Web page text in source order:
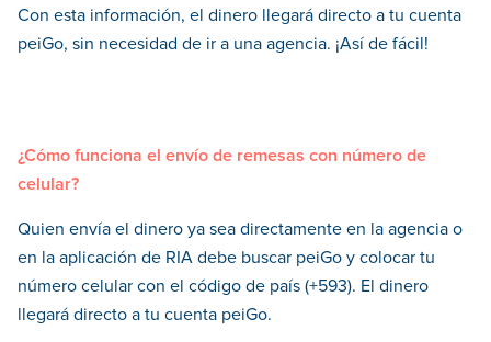
Con esta información, el dinero llegará directo a tu cuenta
peiGo, sin necesidad de ir a una agencia. ¡Así de fácil!
¿Cómo funciona el envío de remesas con número de
celular?
Quien envía el dinero ya sea directamente en la agencia o
en la aplicación de RIA debe buscar peiGo y colocar tu
número celular con el código de país (+593). El dinero
llegará directo a tu cuenta peiGo.